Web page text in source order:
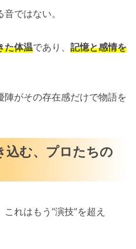
ではない。
た体温であり、 記憶と感情を
陣がその存在感だけで物語を
込む、プロたちの
これはもう“演技”を超え